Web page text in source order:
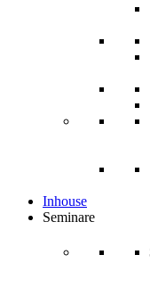
Inhouse
Seminare